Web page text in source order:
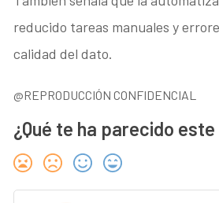
reducido tareas manuales y
calidad del dato.
@REPRODUCCIÓN CONFIDENCIAL
¿Qué te ha parecido